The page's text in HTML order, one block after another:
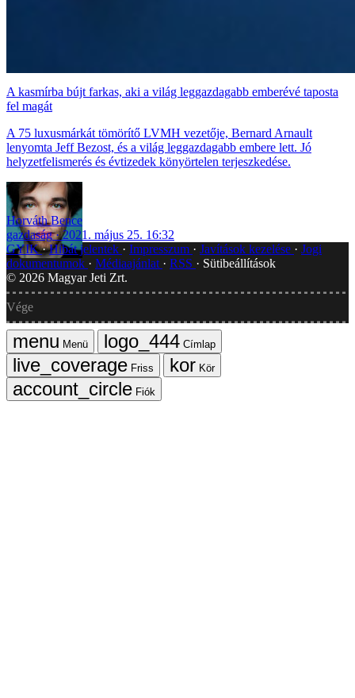
A kasmírba bújt farkas, aki a világ leggazdagabb emberévé taposta
fel magát
A 75 luxusmárkát tömörítő LVMH vezetője, Bernard Arnault
lenyomta Jeff Bezost, és a világ leggazdagabb embere lett. Jó
helyzetfelismerés és évtizedek könyörtelen terjeszkedése.
Horváth Bence
gazdaság
2021. május 25. 16:32
GYIK Hibát jelentek Impresszum Javítások kezelése
Jogi
dokumentumok
Médiaajánlat RSS
Sütibeállítások
© 2026 Magyar Jeti Zrt.
Vége
Menü
Címlap
Friss
Kör
Fiók